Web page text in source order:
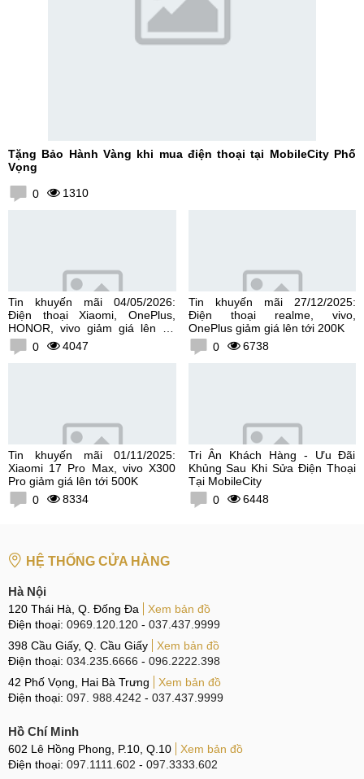
Tặng Bảo Hành Vàng khi mua điện thoại tại MobileCity Phố
Vọng
0 1310
Tin khuyến mãi 04/05/2026:
Điện thoại Xiaomi, OnePlus,
HONOR, vivo giảm giá lên tới
300K0 4047
Tin khuyến mãi 27/12/2025:
Điện thoại realme, vivo,
OnePlus giảm giá lên tới 200K
0
6738
Tin khuyến mãi 01/11/2025:
Xiaomi 17 Pro Max, vivo X300
Pro giảm giá lên tới 500K
0
8334
Tri Ân Khách Hàng - Ưu Đãi
Khủng Sau Khi Sửa Điện Thoại
Tại MobileCity
0
6448
HỆ THỐNG CỬA HÀNG
Hà Nội
120 Thái Hà, Q. Đống Đa
Xem bản đồ
Điện thoại: 0969.120.120 - 037.437.9999
398 Cầu Giấy, Q. Cầu Giấy
Xem bản đồ
Điện thoại: 034.235.6666 - 096.2222.398
42 Phố Vọng, Hai Bà Trưng
Xem bản đồ
Điện thoại: 097. 988.4242 - 037.437.9999
Hồ Chí Minh
602 Lê Hồng Phong, P.10, Q.10
Xem bản đồ
Điện thoại: 097.1111.602 - 097.3333.602